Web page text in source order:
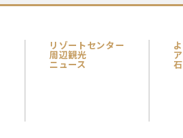
リゾートセンター
周辺観光
ニュース